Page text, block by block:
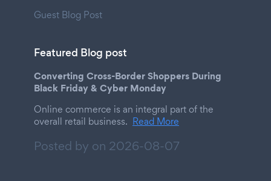
Guest Blog Post
Featured Blog post
Converting Cross-Border Shoppers During
Black Friday & Cyber Monday
Online commerce is an integral part of the
overall retail business. Read More
Posted by on 2026-08-07